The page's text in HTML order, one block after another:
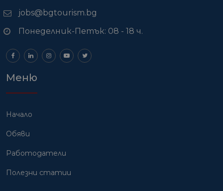
jobs@bgtourism.bg
Понеделник-Петък: 08 - 18 ч.
Меню
Начало
Обяви
Работодатели
Полезни статии